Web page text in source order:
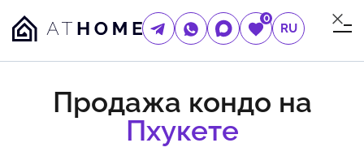
0
RU
Продажа кондо на
Пхукете